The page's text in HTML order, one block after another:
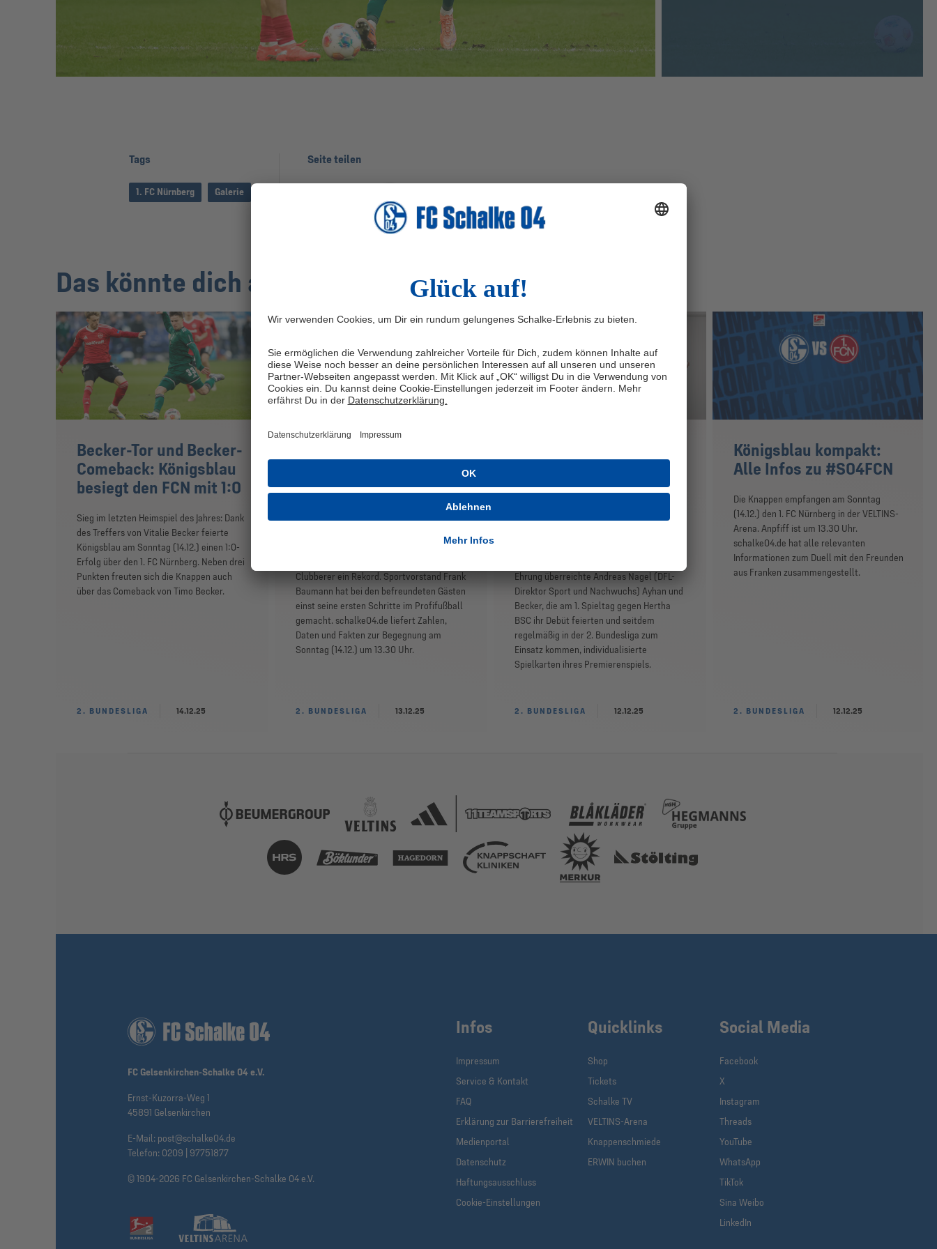
Tags
1. FC Nürnberg Galerie
Seite teilen
Das könnte dich auch interessieren
Becker-Tor und Becker-
Comeback: Königsblau
besiegt den FCN mit 1:0
Sieg im letzten Heimspiel des Jahres: Dank
des Treffers von Vitalie Becker feierte
Königsblau am Sonntag (14.12.) einen 1:0-
Erfolg über den 1. FC Nürnberg. Neben drei
Punkten freuten sich die Knappen auch
über das Comeback von Timo Becker.
2. BUNDESLIGA 14.12.25
Bilanz gegen Nürnberg
Königsblau begrüßt mit dem 1. FC
Clubberer ein Rekord. Sportvorstand Frank
Baumann hat bei den befreundeten Gästen
einst seine ersten Schritte im Profifußball
gemacht. schalke04.de liefert Zahlen,
Daten und Fakten zur Begegnung am
Sonntag (14.12.) um 13.30 Uhr.
2. BUNDESLIGA 13.12.25
Becker als Local Player
Die Deutsche Fußball Liga (DFL) hat
Ehrung überreichte Andreas Nagel (DFL-
Direktor Sport und Nachwuchs) Ayhan und
Becker, die am 1. Spieltag gegen Hertha
BSC ihr Debüt feierten und seitdem
regelmäßig in der 2. Bundesliga zum
Einsatz kommen, individualisierte
Spielkarten ihres Premierenspiels.
2. BUNDESLIGA 12.12.25
Königsblau kompakt:
Alle Infos zu #S04FCN
Die Knappen empfangen am Sonntag
(14.12.) den 1. FC Nürnberg in der VELTINS-
Arena. Anpfiff ist um 13.30 Uhr.
schalke04.de hat alle relevanten
Informationen zum Duell mit den Freunden
aus Franken zusammengestellt.
2. BUNDESLIGA 12.12.25
FC Gelsenkirchen-Schalke 04 e.V.
Ernst-Kuzorra-Weg 1
45891 Gelsenkirchen
E-Mail: post@schalke04.de
Telefon: 0209 | 97751877
© 1904-2026 FC Gelsenkirchen-Schalke 04 e.V.
Infos
Impressum
Service & Kontakt
FAQ
Erklärung zur Barrierefreiheit
Medienportal
Datenschutz
Haftungsausschluss
Cookie-Einstellungen
Quicklinks
Shop
Tickets
Schalke TV
VELTINS-Arena
Knappenschmiede
ERWIN buchen
Social Media
Facebook
X
Instagram
Threads
YouTube
WhatsApp
TikTok
Sina Weibo
LinkedIn